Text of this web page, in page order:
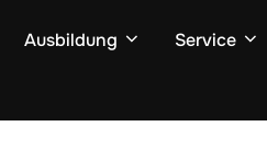
Ausbildung Service